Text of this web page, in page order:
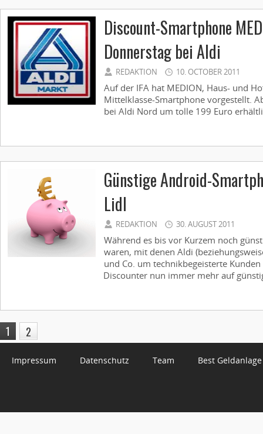
Discount-Smartphone
Donnerstag bei Aldi
REDAKTION 10. OCTOBER 2011
Auf der IFA hat MEDION, Haus- und
Mittelklasse-Smartphone vorgestellt.
bei Aldi Nord um tolle 199 Euro
Günstige Android-
Lidl
REDAKTION 30. AUGUST 2011
Während es bis vor Kurzem noch
waren, mit denen Aldi
und Co. um technikbegeisterte
Discounter nun immer mehr auf
1 2
Impressum Datenschutz Team Best Geldanlage